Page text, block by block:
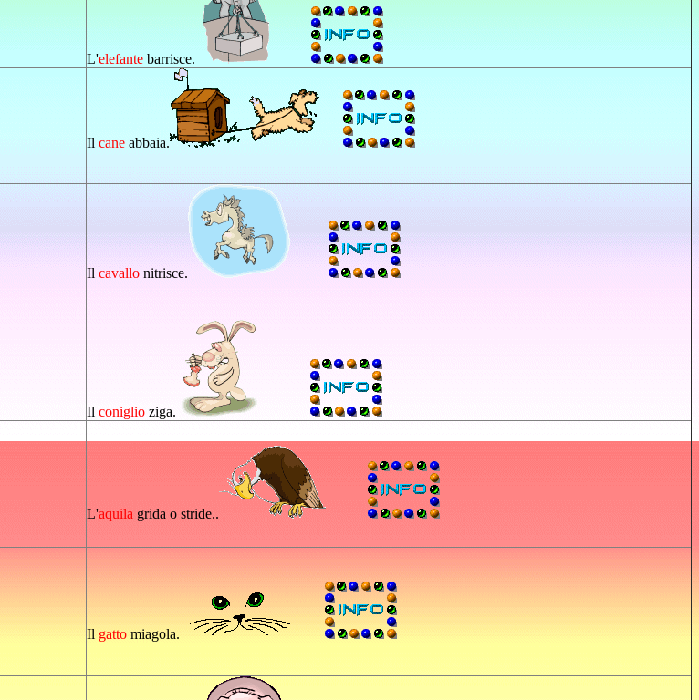
L'elefante barrisce.
Il cane abbaia.
Il cavallo nitrisce.
Il coniglio ziga.
L'aquila grida o stride..
Il gatto miagola.